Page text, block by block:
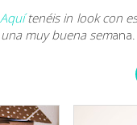
Aquítenéis in look con
muy buena semana.